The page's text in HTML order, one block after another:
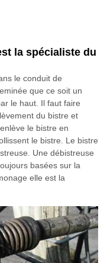
la spécialiste du
le conduit de
que ce soit un
le haut. Il faut faire
du bistre et
le bistre en
le bistre. Le bistre
Une débistreuse
basées sur la
elle est la